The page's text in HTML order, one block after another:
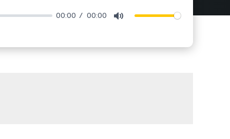
00:00 00:00 Mute